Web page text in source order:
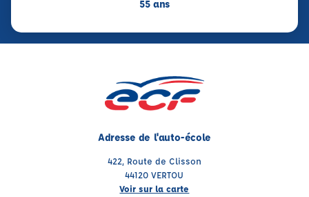
55 ans
Adresse de l'auto-école
422, Route de Clisson
44120 VERTOU
Voir sur la carte